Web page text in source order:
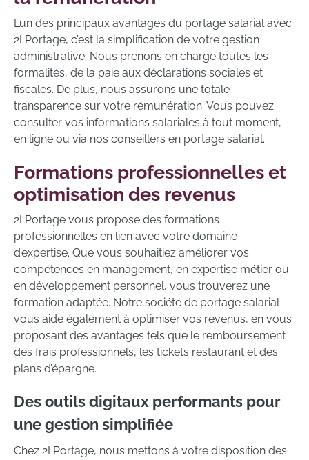
L’un des principaux avantages du portage salarial avec
2I Portage, c’est la simplification de votre gestion
administrative. Nous prenons en charge toutes les
formalités, de la paie aux déclarations sociales et
fiscales. De plus, nous assurons une totale
transparence sur votre rémunération. Vous pouvez
consulter vos informations salariales à tout moment,
en ligne ou via nos conseillers en portage salarial.
Formations professionnelles et
optimisation des revenus
2I Portage vous propose des formations
professionnelles en lien avec votre domaine
d’expertise. Que vous souhaitiez améliorer vos
compétences en management, en expertise métier ou
en développement personnel, vous trouverez une
formation adaptée. Notre société de portage salarial
vous aide également à optimiser vos revenus, en vous
proposant des avantages tels que le remboursement
des frais professionnels, les tickets restaurant et des
plans d’épargne.
Des outils digitaux performants pour
une gestion simplifiée
Chez 2I Portage, nous mettons à votre disposition des